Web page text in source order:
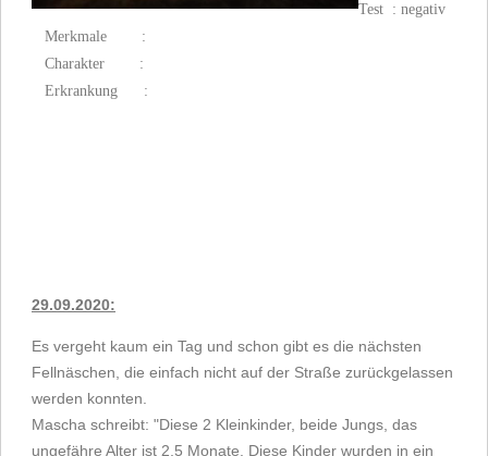
Test : negativ
Merkmale :
Charakter :
Erkrankung :
29.09.2020:
Es vergeht kaum ein Tag und schon gibt es die nächsten
Fellnäschen, die einfach nicht auf der Straße zurückgelassen
werden konnten.
Mascha schreibt: "Diese 2 Kleinkinder, beide Jungs, das
ungefähre Alter ist 2,5 Monate. Diese Kinder wurden in ein